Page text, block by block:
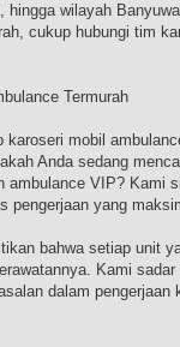
hingga wilayah
cukup hubungi tim
Termurah
karoseri mobil
Anda sedang
ambulance VIP? Kami
pengerjaan yang
bahwa setiap unit
Kami
dalam